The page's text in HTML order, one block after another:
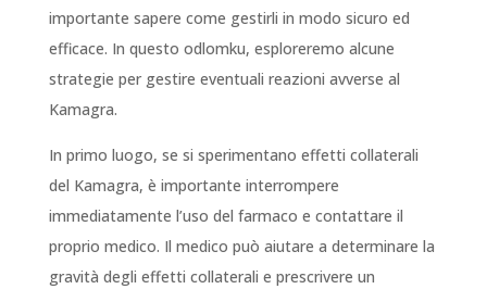
importante sapere come gestirli in modo sicuro ed
efficace. In questo odlomku, esploreremo alcune
strategie per gestire eventuali reazioni avverse al
Kamagra.
In primo luogo, se si sperimentano effetti collaterali
del Kamagra, è importante interrompere
immediatamente l’uso del farmaco e contattare il
proprio medico. Il medico può aiutare a determinare la
gravità degli effetti collaterali e prescrivere un